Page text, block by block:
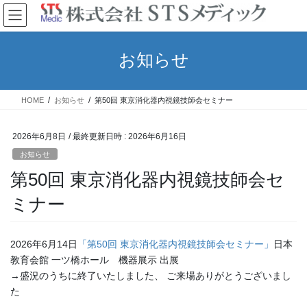
コ
ン
テ
ス
ナ
ビ
ゲ
ン
お知らせ
HOME お知らせ 第50回 東京消化器内視鏡技師会セミナー
2026年6月8日 / 最終更新日時 : 2026年6月16日
お知らせ
第50回 東京消化器内視鏡技師会セ
ミナー
2026年6月14日 「第50回 東京消化器内視鏡技師会セミナー」
日本
教育会館 一ツ橋ホール 機器展示 出展
→盛況のうちに終了いたしました、 ご来場ありがとうございまし
た